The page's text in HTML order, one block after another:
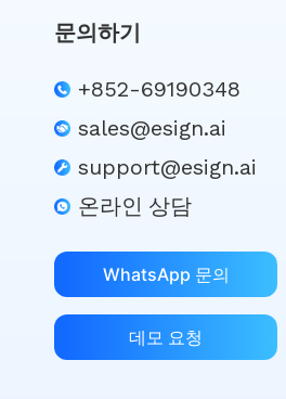
문의하기
+852-69190348
sales@esign.ai
support@esign.ai
온라인 상담
WhatsApp 문의
데모 요청